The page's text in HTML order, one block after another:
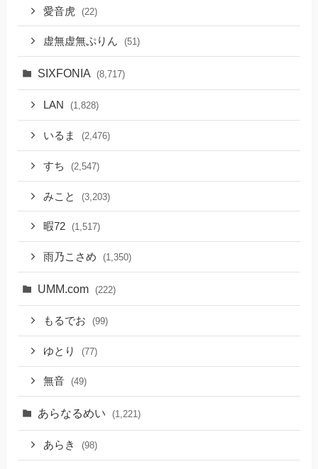
愛音虎 (22)
虚無虚無ぷりん (51)
SIXFONIA (8,717)
LAN (1,828)
いるま (2,476)
すち (2,547)
みこと (3,203)
暇72 (1,517)
雨乃こさめ (1,350)
UMM.com (222)
もるでお (99)
ゆとり (77)
無音 (49)
あらなるめい (1,221)
あらき (98)